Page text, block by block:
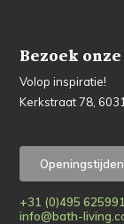
Bezoek
Volop inspiratie!
Kerkstraat 78,
Openingstijden
+31 (0)495 625991
info@bath-